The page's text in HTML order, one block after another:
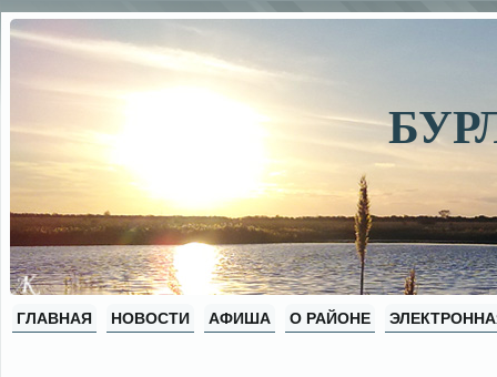
ГЛАВНАЯ НОВОСТИ АФИША О РАЙОНЕ